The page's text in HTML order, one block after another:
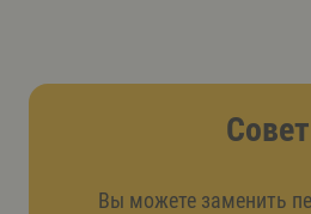
Совет
Вы можете заменить